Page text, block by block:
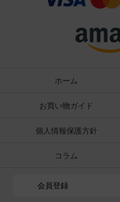
ホーム
お買い物ガイド
個人情報保護方針
コラム
会員登録